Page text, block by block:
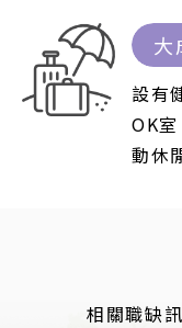
大
設有
OK
動休
相關職缺